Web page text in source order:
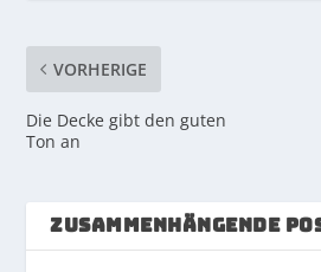
VORHERIGE
Die Decke gibt den guten
Ton an
ZUSAMMENHÄNGENDE